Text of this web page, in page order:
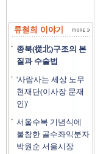
종북(從北)구조의 본
질과 수술법
'사람사는 세상 노무
현재단(이사장 문재
인)'
서울수복 기념식에
불참한 골수좌익분자
박원순 서울시장